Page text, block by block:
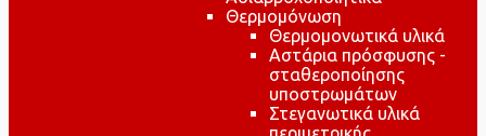
Θερμομόνωση
Θερμομονωτικά υλικά
Αστάρια πρόσφυσης -
σταθεροποίησης
υποστρωμάτων
Στεγανωτικά υλικά